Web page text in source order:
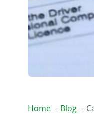
Home Blog